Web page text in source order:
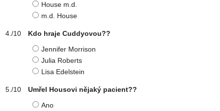
House m.d.
m.d. House
Kdo hraje Cuddyovou??
Jennifer Morrison
Julia Roberts
Lisa Edelstein
Umřel Housovi nějaký pacient??
Ano